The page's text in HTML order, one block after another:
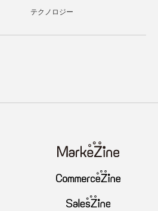
テクノロジー